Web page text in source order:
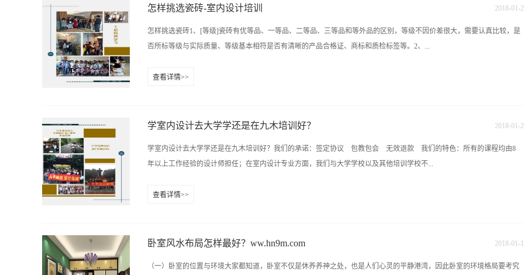
最高，它的风格基调往往是家居格调的主脉，把握着整个居室的风格。因此确定好客厅的装修风格十分重要，业主可以根
色彩的不同运用更适合表现客厅的不同风格。 其次、个性要鲜明 如果说厨卫的装修是主人生活质量的反映，那么客厅
的装修则是主人的审美、品位和生活情趣的反映，讲究的是个性。与其他居室的装修不同，客厅一定要有自己独到的东
手段的选择及家具的摆放来表现业主的个性，但更多的是通过配饰等“软装饰”来表现，如工...
怎样挑选瓷砖-室内设计培训
怎样挑选瓷砖1、[等级]瓷砖有优等品、一等品、二等品、三等品和等外品的区别，等级不因价差很大，需要认真比较，是
否所标等级与实际质量、等级基本相符是否有清晰的产品合格证、商标和质检标签等。2、...
应注意边长误差超过0.2厘米以上的瓷砖混进一等品瓷砖的包装中，还应检查是否是缺釉、裂纹、剥皮、损伤、残缺或粘附
深浅不一、厚薄不匀甚至凹凸不平、呈云絮状者则为下品。4、[图案]好的瓷砖花纹、图案、色泽清晰，工艺细腻精致，看
起来很舒服，无明显漏色、错位、断线或深浅不一的现象。5、[声音]以左手拇指、食指和中指夹瓷砖一角，轻松垂下，用
不易碎损为上品，可仔细观察运输中已碎的残片断裂处是细密还是松散，色泽是否一致，是否含有颗粒？以残片棱角互相
2018-01 -
查看详情>>
学室内设计去大学学还是在九木培训好？
学室内设计去大学学还是在九木培训好？我们的承诺：签定协议 包教包会 无效退款 我们的特色：所有的课程均由8
年以上工作经验的设计师担任；在室内设计专业方面，我们与大学学校以及其他培训学校不...
直接能成为一名合格的设计师。(因为我们承接室内设计、装修工程的业务，接业务的目的就是让学生有一个实践的机会，
而被媒体誉为“金色灰领职业”之一。由于我国室内设计专业人才的培养起步较晚，面对高速发展的行业，人才供应出现较
2018-01 -
查看详情>>
卧室风水布局怎样最好？ww.hn9m.com
（一）卧室的位置与环境大家都知道，卧室不仅是休养养神之处，也是人们心灵的平静港湾，因此卧室的环境格局要考究
2018-01 -